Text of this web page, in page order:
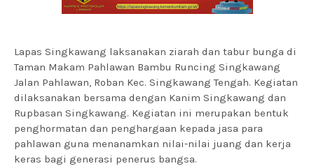
Lapas Singkawang laksanakan ziarah dan tabur bunga di
Taman Makam Pahlawan Bambu Runcing Singkawang
Jalan Pahlawan, Roban Kec. Singkawang Tengah. Kegiatan
dilaksanakan bersama dengan Kanim Singkawang dan
Rupbasan Singkawang. Kegiatan ini merupakan bentuk
penghormatan dan penghargaan kepada jasa para
pahlawan guna menanamkan nilai-nilai juang dan kerja
keras bagi generasi penerus bangsa.